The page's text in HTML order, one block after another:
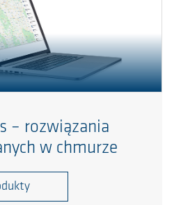
– rozwiązania
w chmurze